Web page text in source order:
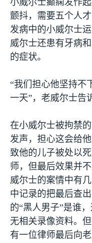
小威尔士癫痫发作
颤抖，需要五个人
发病中的小威尔士
威尔士还患有牙病
的症状。
“我们担心他坚持不
一天”，老威尔士告
在小威尔士被拘禁
发声，担心这会给
致他的儿子被处以
师，但最后效果并
威尔士的案情中有
中记录的把最后查
的“黑人男子”是谁
无相关录像资料。
有一位律师最后向